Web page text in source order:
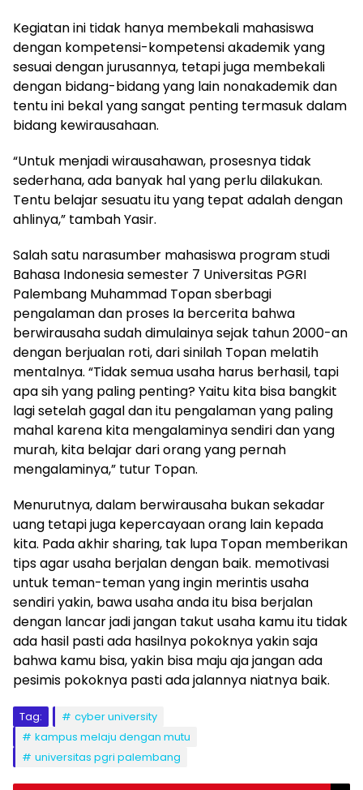
Kegiatan ini tidak hanya membekali mahasiswa
dengan kompetensi-kompetensi akademik yang
sesuai dengan jurusannya, tetapi juga membekali
dengan bidang-bidang yang lain nonakademik dan
tentu ini bekal yang sangat penting termasuk dalam
bidang kewirausahaan.
“Untuk menjadi wirausahawan, prosesnya tidak
sederhana, ada banyak hal yang perlu dilakukan.
Tentu belajar sesuatu itu yang tepat adalah dengan
ahlinya,” tambah Yasir.
Salah satu narasumber mahasiswa program studi
Bahasa Indonesia semester 7 Universitas PGRI
Palembang Muhammad Topan sberbagi
pengalaman dan proses Ia bercerita bahwa
berwirausaha sudah dimulainya sejak tahun 2000-an
dengan berjualan roti, dari sinilah Topan melatih
mentalnya. “Tidak semua usaha harus berhasil, tapi
apa sih yang paling penting? Yaitu kita bisa bangkit
lagi setelah gagal dan itu pengalaman yang paling
mahal karena kita mengalaminya sendiri dan yang
murah, kita belajar dari orang yang pernah
mengalaminya,” tutur Topan.
Menurutnya, dalam berwirausaha bukan sekadar
uang tetapi juga kepercayaan orang lain kepada
kita. Pada akhir sharing, tak lupa Topan memberikan
tips agar usaha berjalan dengan baik. memotivasi
untuk teman-teman yang ingin merintis usaha
sendiri yakin, bawa usaha anda itu bisa berjalan
dengan lancar jadi jangan takut usaha kamu itu tidak
ada hasil pasti ada hasilnya pokoknya yakin saja
bahwa kamu bisa, yakin bisa maju aja jangan ada
pesimis pokoknya pasti ada jalannya niatnya baik.
Tag:
cyber university
kampus melaju dengan mutu
universitas pgri palembang